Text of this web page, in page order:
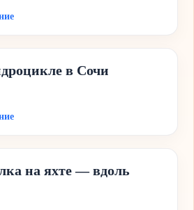
в Сочи
на яхте — вдоль